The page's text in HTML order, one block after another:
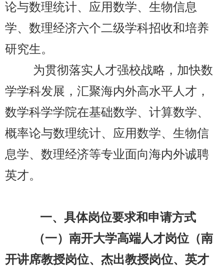
论与数理统计、应用数学、生物信息
学、数理经济六个二级学科招收和培养
研究生。
为贯彻落实人才强校战略，加快数
学学科发展，汇聚海内外高水平人才，
数学科学学院在基础数学、计算数学、
概率论与数理统计、应用数学、生物信
息学、数理经济等专业面向海内外诚聘
英才。
一、具体岗位要求和申请方式
（一）南开大学高端人才岗位（南
开讲席教授岗位、杰出教授岗位、英才